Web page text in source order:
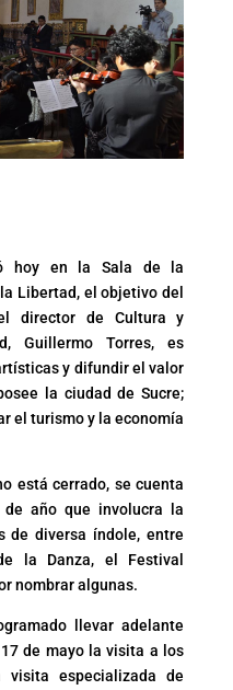
hoy en la Sala de la
Libertad, el objetivo del
director de Cultura y
Guillermo Torres, es
y difundir el valor
la ciudad de Sucre;
el turismo y la economía
está cerrado, se cuenta
año que involucra la
de diversa índole, entre
la Danza, el Festival
nombrar algunas.
llevar adelante
de mayo la visita a los
especializada de